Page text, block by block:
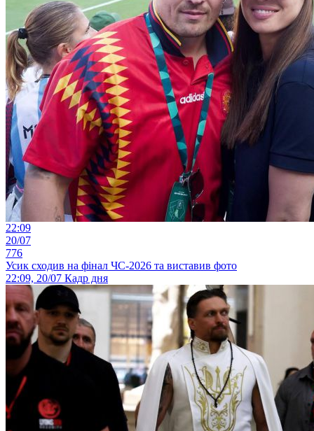
22:09
20/07
776
Усик сходив на фінал ЧС-2026 та виставив фото
22:09, 20/07 Кадр дня